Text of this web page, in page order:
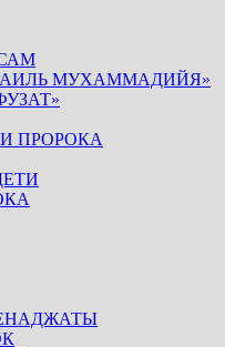
МУХАММАДИЙЯ»
ПРОРОКА